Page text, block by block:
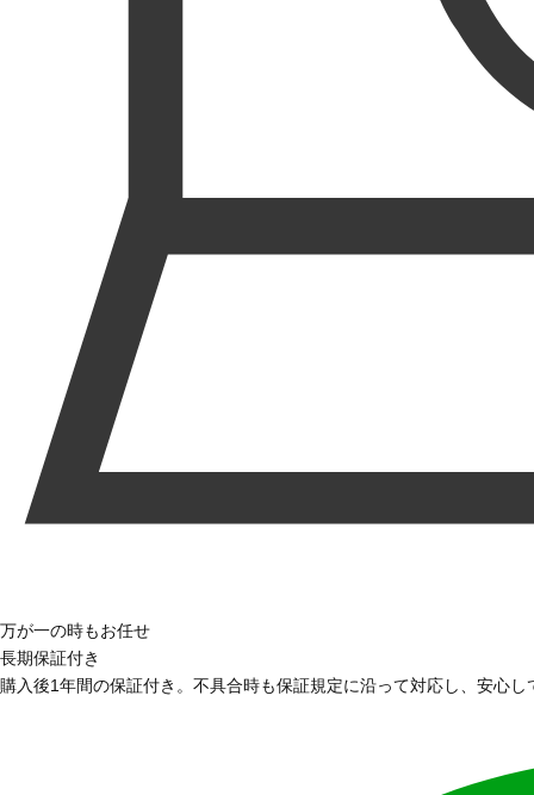
万が一の時もお任せ
長期保証付き
購入後1年間の保証付き。不具合時も保証規定に沿って対応し、安心